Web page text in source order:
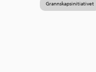
Grannskapsinitiativet